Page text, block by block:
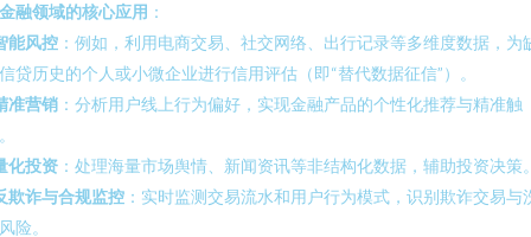
融领域的核心应用 ：
能风控 ：例如，利用电商交易、社交网络、出行记录等多维度数据，为
贷历史的个人或小微企业进行信用评估（即“替代数据征信”）。
准营销 ：分析用户线上行为偏好，实现金融产品的个性化推荐与精准触
化投资 ：处理海量市场舆情、新闻资讯等非结构化数据，辅助投资决策
欺诈与合规监控 ：实时监测交易流水和用户行为模式，识别欺诈交易与
险。